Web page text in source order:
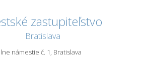
zastupiteľstvo
Bratislava
námestie č. 1, Bratislava